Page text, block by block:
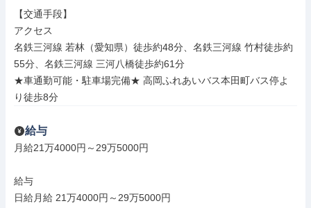
【交通手段】
アクセス
名鉄三河線 若林（愛知県）徒歩約48分、名鉄三河線 竹村徒歩約
55分、名鉄三河線 三河八橋徒歩約61分
★車通勤可能・駐車場完備★ 高岡ふれあいバス本田町バス停よ
り徒歩8分
給与
月給21万4000円～29万5000円
給与
日給月給 21万4000円～29万5000円